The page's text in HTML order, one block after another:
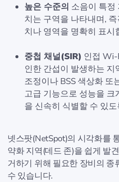
높은 수준의 소음이 특정
치는 구역을 나타내며,
치나 영역을 명확히 표시
중첩 채널(SIR) 인접 Wi-
인한 간섭이 발생하는
조정이나 BSS 색상화 또
고급 기능으로 성능을 크
을 신속히 식별할 수 있
넷스팟(NetSpot)의 시각화를
약화 지역(데드 존)을 쉽게 발
거하기 위해 필요한 장비의
수 있습니다.